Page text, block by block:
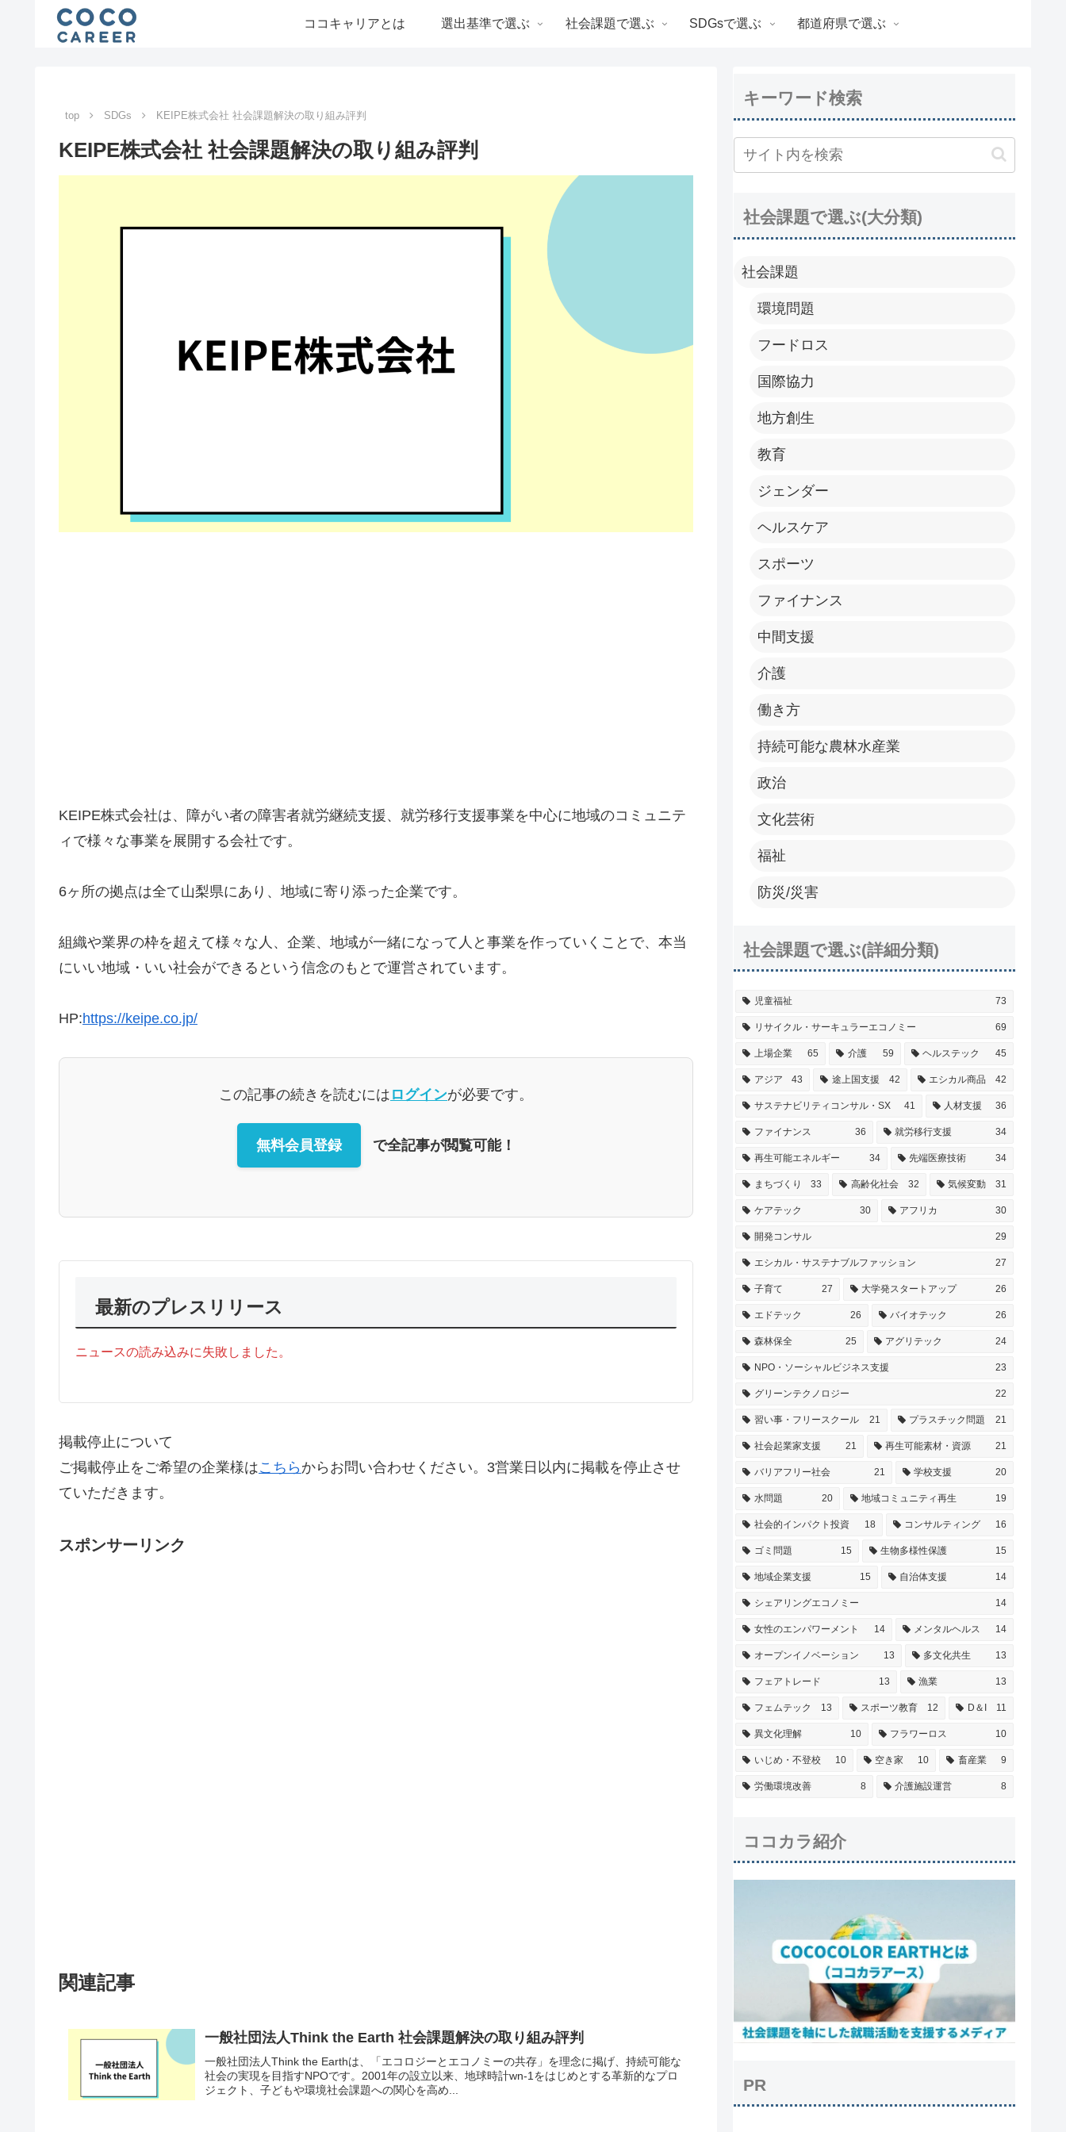
ココキャリアとは 選出基準で選ぶ 社会課題で選ぶ SDGsで選ぶ 都道府県で選ぶ
top SDGs KEIPE株式会社 社会課題解決の取り組み評判
KEIPE株式会社 社会課題解決の取り組み評判
KEIPE株式会社は、障がい者の障害者就労継続支援、就労移行支援事業を中心に地域のコミュニテ
ィで様々な事業を展開する会社です。
6ヶ所の拠点は全て山梨県にあり、地域に寄り添った企業です。
組織や業界の枠を超えて様々な人、企業、地域が一緒になって人と事業を作っていくことで、本当
にいい地域・いい社会ができるという信念のもとで運営されています。
HP:https://keipe.co.jp/
この記事の続きを読むには ログインが必要です。
無料会員登録 で全記事が閲覧可能！
最新のプレスリリース
ニュースの読み込みに失敗しました。
掲載停止について
ご掲載停止をご希望の企業様はこちら からお問い合わせください。3営業日以内に掲載を停止させ
ていただきます。
スポンサーリンク
関連記事
一般社団法人Think the Earth 社会課題解決の取り組み評判
一般社団法人Think the Earthは、「エコロジーとエコノミーの共存」を理念に掲げ、持続可能な
社会の実現を目指すNPOです。2001年の設立以来、地球時計wn-1をはじめとする革新的なプロ
ジェクト、子どもや環境社会課題への関心を高め...
キーワード検索
社会課題で選ぶ(大分類)
社会課題
環境問題
フードロス
国際協力
地方創生
教育
ジェンダー
ヘルスケア
スポーツ
ファイナンス
中間支援
介護
働き方
持続可能な農林水産業
政治
文化芸術
福祉
防災/災害
社会課題で選ぶ(詳細分類)
児童福祉 73
リサイクル・サーキュラーエコノミー 69
上場企業 65 介護 59 ヘルステック 45
アジア 43 途上国支援 42 エシカル商品 42
サステナビリティコンサル・SX 41 人材支援 36
ファイナンス 36 就労移行支援 34
再生可能エネルギー 34 先端医療技術 34
まちづくり 33 高齢化社会 32 気候変動 31
ケアテック 30 アフリカ 30
開発コンサル 29
エシカル・サステナブルファッション 27
子育て 27 大学発スタートアップ 26
エドテック 26 バイオテック 26
森林保全 25 アグリテック 24
NPO・ソーシャルビジネス支援 23
グリーンテクノロジー 22
習い事・フリースクール 21 プラスチック問題 21
社会起業家支援 21 再生可能素材・資源 21
バリアフリー社会 21 学校支援 20
水問題 20 地域コミュニティ再生 19
社会的インパクト投資 18 コンサルティング 16
ゴミ問題 15 生物多様性保護 15
地域企業支援 15 自治体支援 14
シェアリングエコノミー 14
女性のエンパワーメント 14 メンタルヘルス 14
オープンイノベーション 13 多文化共生 13
フェアトレード 13 漁業 13
フェムテック 13 スポーツ教育 12 D＆I 11
異文化理解 10 フラワーロス 10
いじめ・不登校 10 空き家 10 畜産業 9
労働環境改善 8 介護施設運営 8
ココカラ紹介
PR